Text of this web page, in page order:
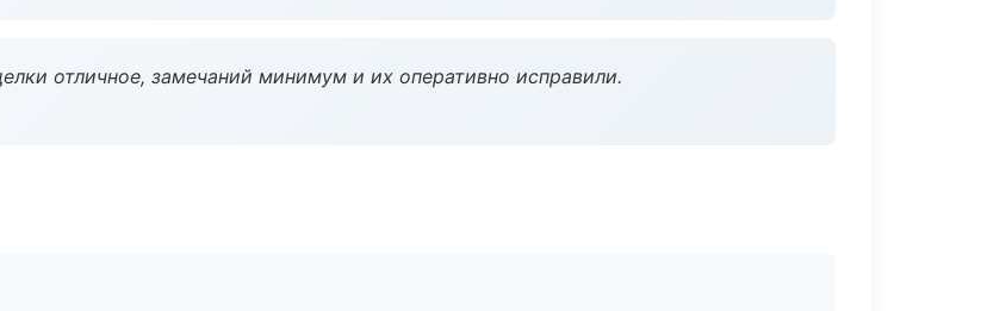
отличное, замечаний минимум и их оперативно исправили.